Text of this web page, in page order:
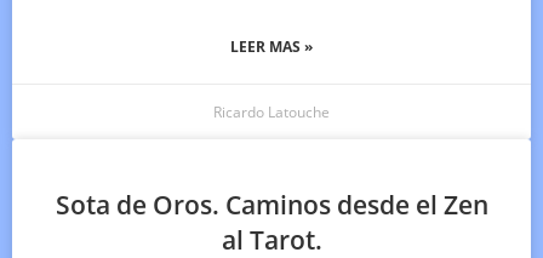
LEER MAS »
Ricardo Latouche
Sota de Oros. Caminos desde el Zen
al Tarot.